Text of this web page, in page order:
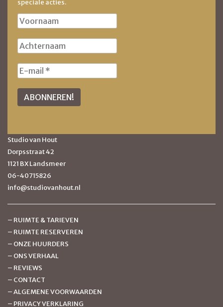
speciale acties.
Studio van Hout
Dorpsstraat 42
1121 BX Landsmeer
06-40715826
info@studiovanhout.nl
– RUIMTE & TARIEVEN
– RUIMTE RESERVEREN
– ONZE HUURDERS
– ONS VERHAAL
– REVIEWS
– CONTACT
–ALGEMENE VOORWAARDEN
– PRIVACY VERKLARING